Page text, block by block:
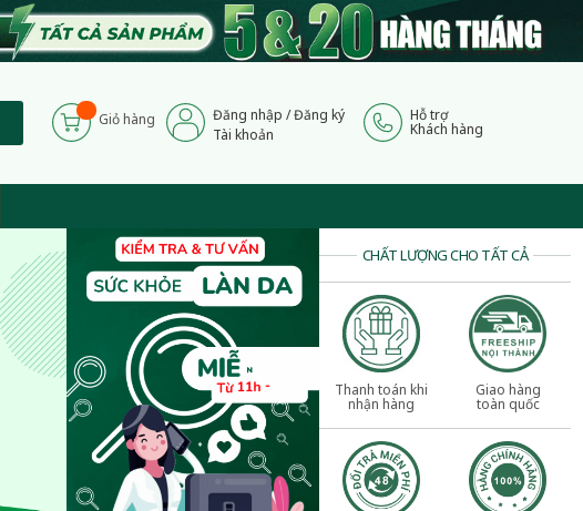
Giỏ hàng Đăng nhập /Đăng ký
Tài khoản
Hỗ trợ
Khách hàng
CHẤT LƯỢNG CHO TẤT CẢ
Thanh toán khi
nhận hàng
Giao hàng
toàn quốc